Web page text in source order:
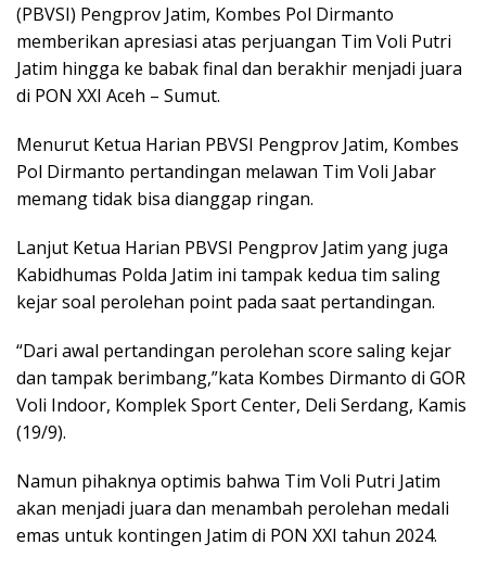
(PBVSI) Pengprov Jatim, Kombes Pol Dirmanto
memberikan apresiasi atas perjuangan Tim Voli Putri
Jatim hingga ke babak final dan berakhir menjadi juara
di PON XXI Aceh – Sumut.
Menurut Ketua Harian PBVSI Pengprov Jatim, Kombes
Pol Dirmanto pertandingan melawan Tim Voli Jabar
memang tidak bisa dianggap ringan.
Lanjut Ketua Harian PBVSI Pengprov Jatim yang juga
Kabidhumas Polda Jatim ini tampak kedua tim saling
kejar soal perolehan point pada saat pertandingan.
“Dari awal pertandingan perolehan score saling kejar
dan tampak berimbang,”kata Kombes Dirmanto di GOR
Voli Indoor, Komplek Sport Center, Deli Serdang, Kamis
(19/9).
Namun pihaknya optimis bahwa Tim Voli Putri Jatim
akan menjadi juara dan menambah perolehan medali
emas untuk kontingen Jatim di PON XXI tahun 2024.